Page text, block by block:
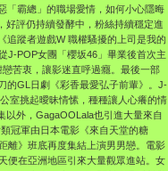
「霸總」的職場愛情，如何小心隱晦
好評仍持續發酵中，粉絲持續穩定進
追蹤者遊戲W 職權騷擾的上司是我的
J-POP女團「櫻坂46」畢業後首次主
苦衷，讓影迷直呼過癮。最後一部
的GL日劇《彩香最愛弘子前輩》。J-
室挑起曖昧情愫，種種讓人心癢的情
以外，GagaOOLala也引進大量來自
冠軍由日本電影《來自天堂的糖
離》班底再度集結上演男男戀。電影
便在亞洲地區引來大量觀眾進站。女